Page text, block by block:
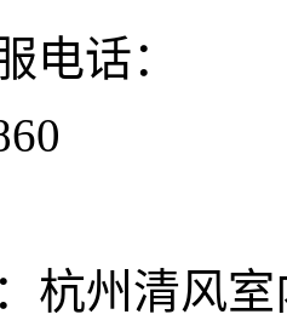
电话：
杭州清风